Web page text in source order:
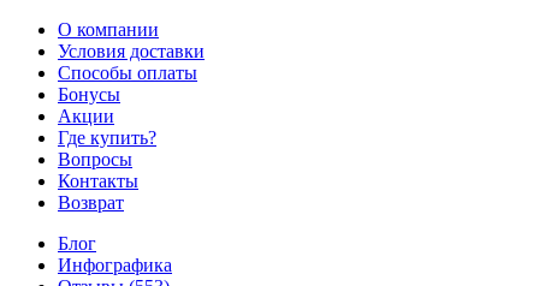
О компании
Условия доставки
Способы оплаты
Бонусы
Акции
Где купить?
Вопросы
Контакты
Возврат
Блог
Инфографика